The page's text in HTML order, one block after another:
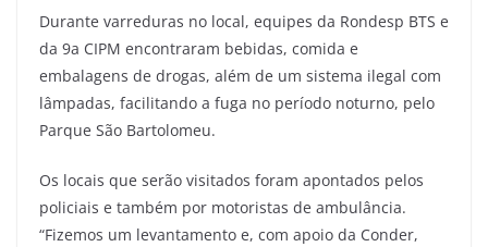
Durante varreduras no local, equipes da Rondesp BTS e
da 9a CIPM encontraram bebidas, comida e
embalagens de drogas, além de um sistema ilegal com
lâmpadas, facilitando a fuga no período noturno, pelo
Parque São Bartolomeu.
Os locais que serão visitados foram apontados pelos
policiais e também por motoristas de ambulância.
“Fizemos um levantamento e, com apoio da Conder,